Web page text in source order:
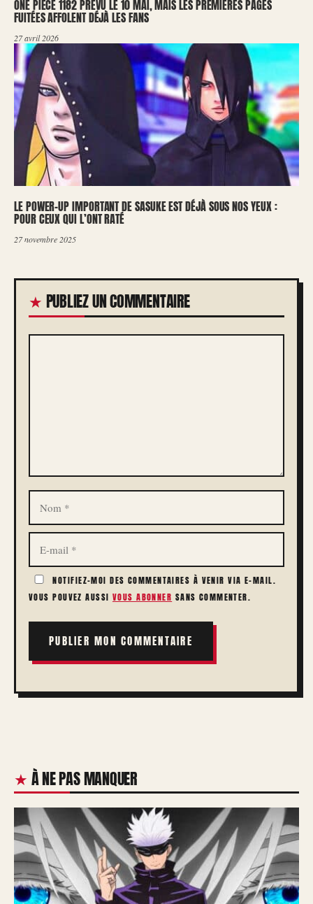
ONE PIECE 1182 PRÉVU LE 10 MAI, MAIS LES PREMIÈRES PAGES
FUITÉES AFFOLENT DÉJÀ LES FANS
27 avril 2026
LE POWER-UP IMPORTANT DE SASUKE EST DÉJÀ SOUS NOS YEUX :
POUR CEUX QUI L’ONT RATÉ
27 novembre 2025
PUBLIEZ UN COMMENTAIRE
COMMENTAIRE
NOM
E-
MAIL
NOTIFIEZ-MOI DES COMMENTAIRES À VENIR VIA E-MAIL.
VOUS POUVEZ AUSSI VOUS ABONNER SANS COMMENTER.
À NE PAS MANQUER